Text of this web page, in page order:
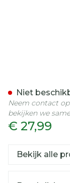
€ 27,99
Niet
Neem contact
bekijken we
Bekijk alle